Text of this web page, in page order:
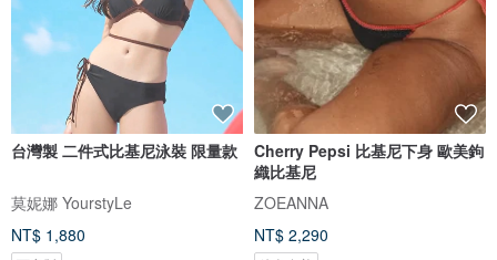
台灣製 二件式比基尼泳裝 限量款
莫妮娜 YourstyLe
NT$ 1,880
Cherry Pepsi 比基尼下身 歐美鉤
織比基尼
ZOEANNA
NT$ 2,290